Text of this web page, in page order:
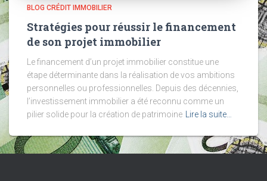
BLOG CRÉDIT IMMOBILIER
Stratégies pour réussir le financement
de son projet immobilier
Le financement d’un projet immobilier constitue une
étape déterminante dans la réalisation de vos ambitions
personnelles ou professionnelles. Depuis des décennies,
l’investissement immobilier a été reconnu comme un
pilier solide pour la création de patrimoine
Lire la suite…